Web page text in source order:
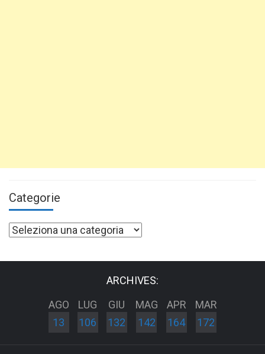
Categorie
Categorie
ARCHIVES:
AGO
13
LUG
106
GIU
132
MAG
142
APR
164
MAR
172